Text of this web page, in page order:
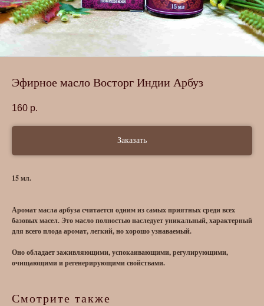
Эфирное масло Восторг Индии Арбуз
160 р.
Заказать
15 мл.
Аромат масла арбуза считается одним из самых приятных среди всех
базовых масел. Это масло полностью наследует уникальный, характерный
для всего плода аромат, легкий, но хорошо узнаваемый.
Оно обладает заживляющими, успокаивающими, регулирующими,
очищающими и регенерирующими свойствами.
Смотрите также